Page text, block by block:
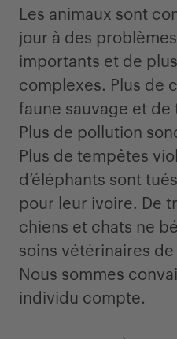
Les animaux sont
jour à des
importants et de
complexes. Plus de
faune sauvage et
Plus de pollution
Plus de tempêtes
d’éléphants sont
pour leur ivoire. De
chiens et chats ne
soins vétérinaires de
Nous sommes
individu compte.